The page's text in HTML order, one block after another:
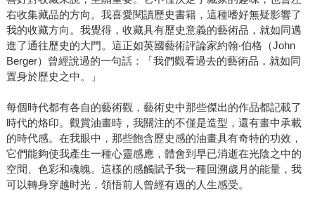
右收集藏品的方向。我喜愛閱讀歷史書籍，這種嗜好無疑影響了
我的收藏方向。我覺得，收藏具有歷史意義的藝術品，就如同邁
進了通往歷史的大門。這正如英國藝術評論家約翰‧伯格（John
Berger）曾經說過的一句話：「我們觀看過去的藝術品，就如同
置身於歷史之中。」
每個時代都有各自的藝術觀，藝術史中那些傑出的作品都記載了
時代的烙印。觀賞油畫時，我關注的不僅是造型，還有畫中承載
的時代感。在我眼中，那些飽含歷史感的油畫具有奇特的功效，
它們能夠使我產生一種心靈感應，體會到早已消逝在光陰之中的
空間、色彩和魂魄。這樣的感觸賦予我一種回溯歲月的能量，我
可以轉身穿越时光，領悟前人曾經有過的人生感受。